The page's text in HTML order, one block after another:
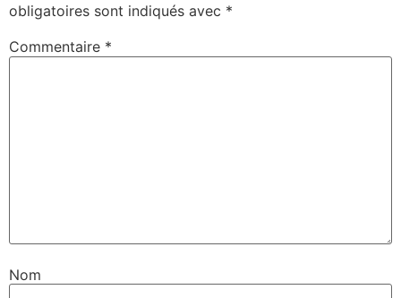
obligatoires sont indiqués avec *
Commentaire *
Nom